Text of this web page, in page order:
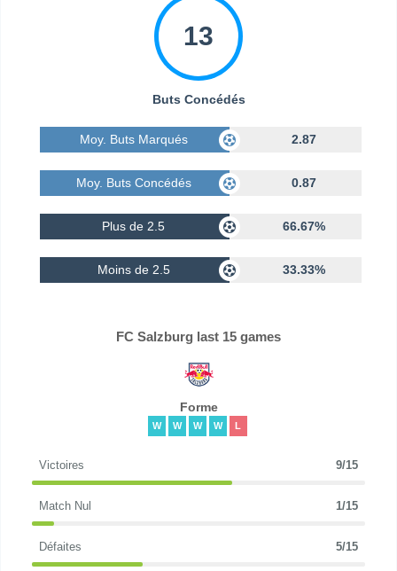
13
Buts Concédés
Moy. Buts Marqués 2.87
Moy. Buts Concédés 0.87
Plus de 2.5 66.67%
Moins de 2.5 33.33%
FC Salzburg last 15 games
Forme
W W W W L
Victoires 9/15
Match Nul 1/15
Défaites 5/15